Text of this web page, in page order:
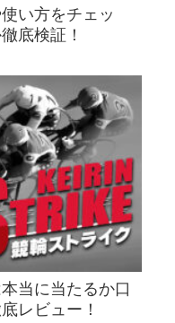
い方をチェッ
底検証！
当に当たるか口
レビュー！